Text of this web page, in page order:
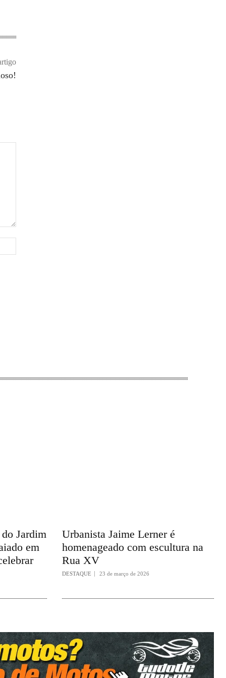
Jardim
em
Urbanista Jaime Lerner é
homenageado com escultura na
Rua XV
DESTAQUE 23 de março de 2026